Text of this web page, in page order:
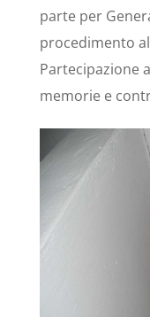
parte per
procedimento
Partecipazione
memorie e